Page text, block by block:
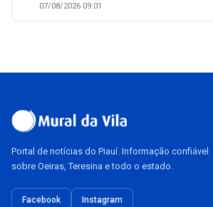
07/08/2026 09:01
Portal de notícias do Piauí. Informação confiável
sobre Oeiras, Teresina e todo o estado.
Facebook Instagram